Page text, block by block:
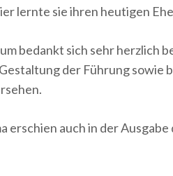
lernte sie ihren heutigen
bedankt sich sehr herzlich
der Führung sowie
erschien auch in der